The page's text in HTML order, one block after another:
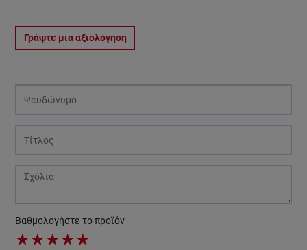
Γράψτε μια αξιολόγηση
Βαθμολογήστε το προϊόν
★★★★★